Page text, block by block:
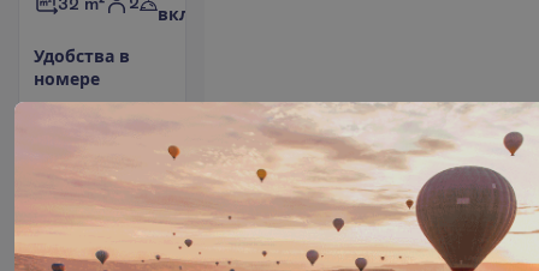
включено
Удобства в
номере
Ванна или душ
Фен (под запрос)
Небольшой
холодильник
(платно)
Телефон
Площадь
номера 32
m²
Вид на
море